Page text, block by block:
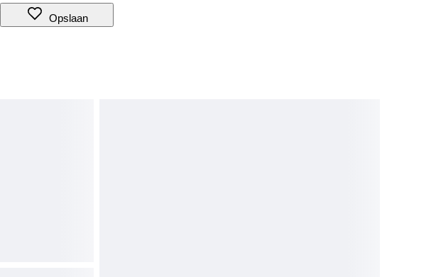
Opslaan